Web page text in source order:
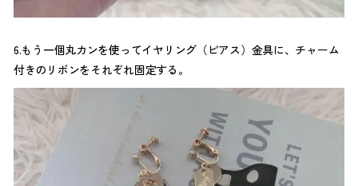
6.もう一個丸カンを使ってイヤリング（ピアス）金具に、チャーム
付きのリボンをそれぞれ固定する。